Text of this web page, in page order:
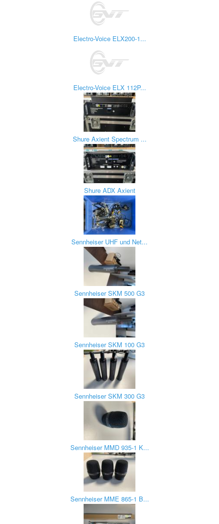
Electro-Voice ELX200-1...
Electro-Voice ELX 112P...
Shure Axient Spectrum ...
Shure ADX Axient
Sennheiser UHF und Net...
Sennheiser SKM 500 G3
Sennheiser SKM 100 G3
Sennheiser SKM 300 G3
Sennheiser MMD 935-1 K...
Sennheiser MME 865-1 B...